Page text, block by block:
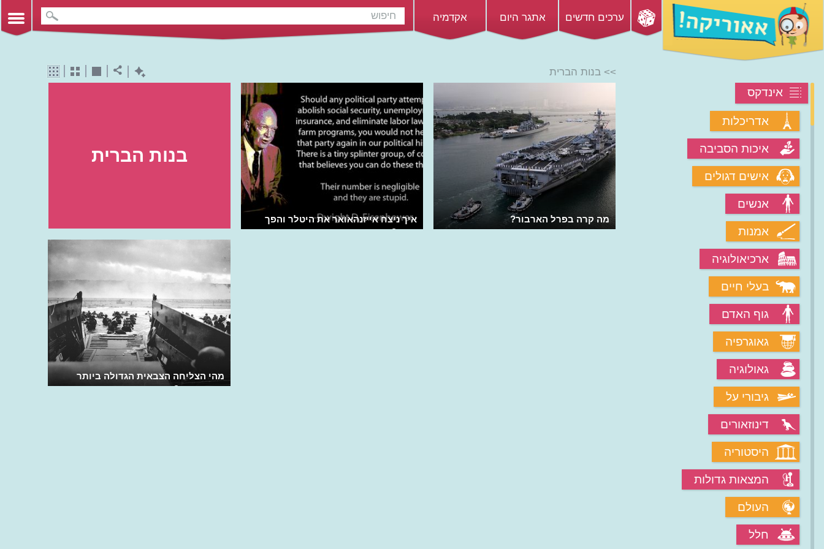
ערכים חדשים אתגר היום אקדמיה
אינדקס
אדריכלות
איכות הסביבה
אישים דגולים
אנשים
אמנות
ארכיאולוגיה
בעלי חיים
גוף האדם
גאוגרפיה
גאולוגיה
גיבורי על
דינוזאורים
היסטוריה
המצאות גדולות
העולם
חלל
>> בנות הברית
בנות הברית
איך ניצח אייזנהאואר את היטלר והפך
נשיא?
מה קרה בפרל הארבור?
מהי הצליחה הצבאית הגדולה ביותר
בהיסטוריה?